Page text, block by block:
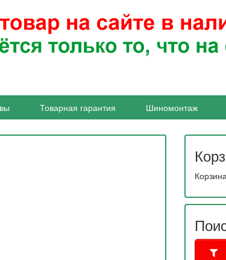
Товарная гарантия Шиномонтаж